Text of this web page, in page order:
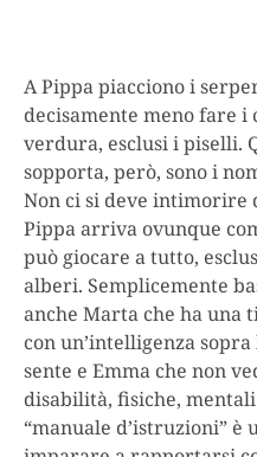
A Pippa piacciono i
decisamente meno fare
verdura, esclusi i piselli.
sopporta, però, sono i
Non ci si deve intimorire
Pippa arriva ovunque
può giocare a tutto,
alberi. Semplicemente
anche Marta che ha una
con un’intelligenza
sente e Emma che non
disabilità, fisiche,
“manuale d’istruzioni” è